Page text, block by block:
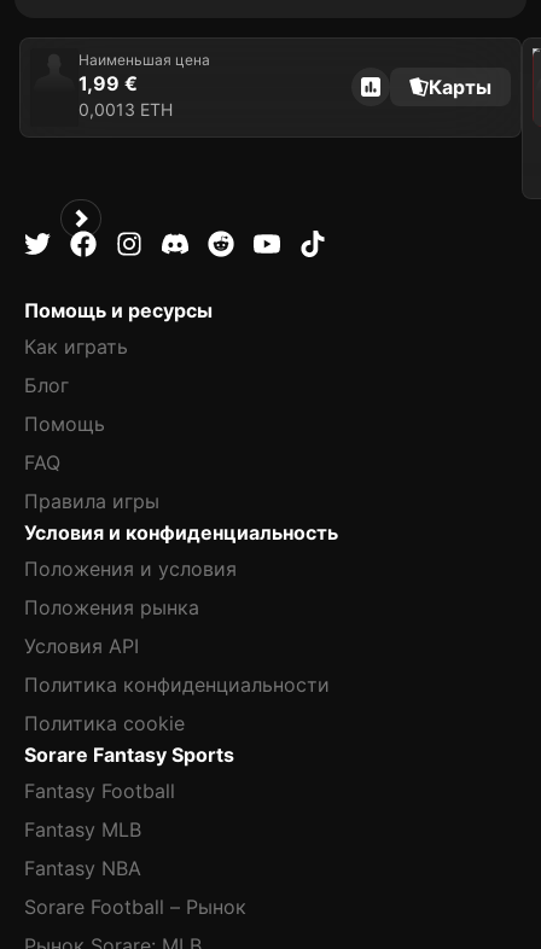
Наименьшая цена
1,99 €
0,0013 ETH
Карты
2024
Помощь и ресурсы
Как играть
Блог
Помощь
FAQ
Правила игры
Условия и конфиденциальность
Положения и условия
Положения рынка
Условия API
Политика конфиденциальности
Политика cookie
Sorare Fantasy Sports
Fantasy Football
Fantasy MLB
Fantasy NBA
Sorare Football – Рынок